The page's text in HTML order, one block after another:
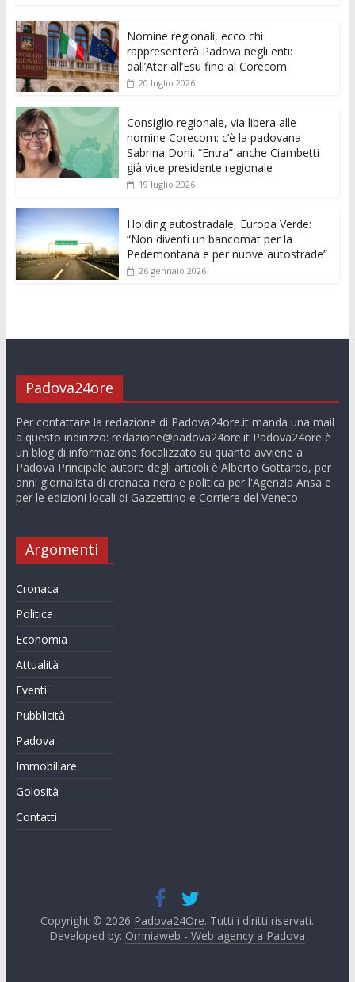
e
b
o
o
k
itt
er l s
A
p
p
ss
e
n
er
di
t
k
e
dI
di
vi
Nomine regionali, ecco chi
rappresenterà Padova negli enti:
dall’Ater all’Esu fino al Corecom
20 luglio 2026
Consiglio regionale, via libera alle
nomine Corecom: c’è la padovana
Sabrina Doni. “Entra” anche Ciambetti
già vice presidente regionale
19 luglio 2026
Holding autostradale, Europa Verde:
“Non diventi un bancomat per la
Pedemontana e per nuove autostrade”
26 gennaio 2026
Padova24ore
Per contattare la redazione di Padova24ore.it manda una mail
a questo indirizzo: redazione@padova24ore.itPadova24ore è
un blog di informazione focalizzato su quanto avviene a
Padova Principale autore degli articoli è Alberto Gottardo, per
anni giornalista di cronaca nera e politica per l'Agenzia Ansa e
per le edizioni locali di Gazzettino e Corriere del Veneto
Argomenti
Cronaca
Politica
Economia
Attualità
Eventi
Pubblicità
Padova
Immobiliare
Golosità
Contatti
Copyright © 2026 Padova24Ore. Tutti i diritti riservati.
Developed by: Omniaweb - Web agency a Padova